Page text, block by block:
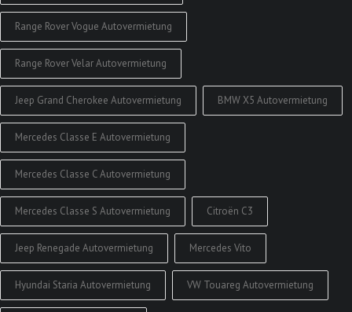
Range Rover Vogue Autovermietung
Range Rover Velar Autovermietung
Jeep Grand Cherokee Autovermietung BMW X5 Autovermietung
Mercedes Classe E Autovermietung
Mercedes Classe C Autovermietung
Mercedes Classe S Autovermietung Citroën C3
Jeep Renegade Autovermietung Mercedes Vito
Hyundai Staria Autovermietung VW Touareg Autovermietung